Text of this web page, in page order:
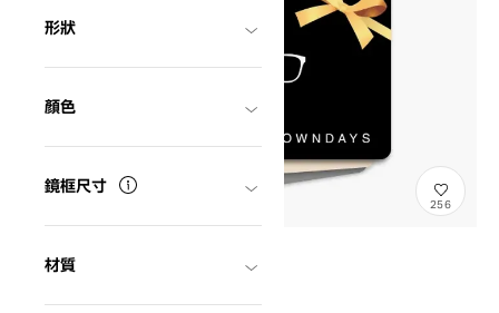
形狀
顏色
鏡框尺寸
材質
256
GIFTTICKET